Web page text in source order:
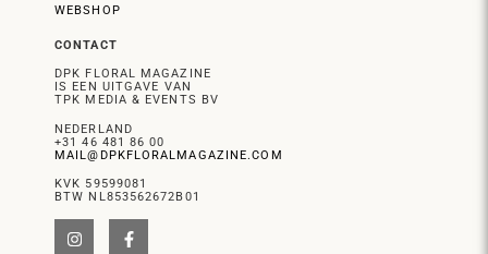
WEBSHOP
CONTACT
DPK FLORAL MAGAZINE
IS EEN UITGAVE VAN
TPK MEDIA & EVENTS BV
NEDERLAND
+31 46 481 86 00
MAIL@DPKFLORALMAGAZINE.COM
KVK 59599081
BTW NL853562672B01